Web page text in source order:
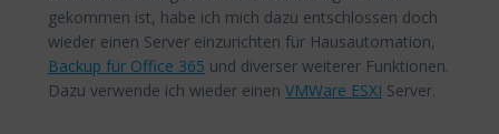
gekommen ist, habe ich mich dazu entschlossen doch
wieder einen Server einzurichten für Hausautomation,
Backup für Office 365 und diverser weiterer Funktionen.
Dazu verwende ich wieder einen VMWare ESXI Server.